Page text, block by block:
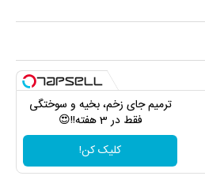
ترمیم جای زخم، بخیه و سوختگی
فقط در 3 هفته!!😍
کلیک کن!